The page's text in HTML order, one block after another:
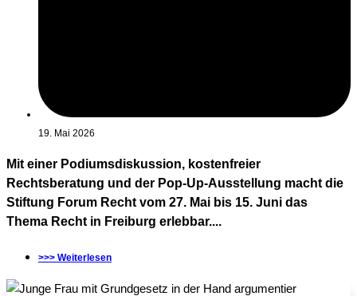
19. Mai 2026
Mit einer Podiumsdiskussion, kostenfreier
Rechtsberatung und der Pop-Up-Ausstellung macht die
Stiftung Forum Recht vom 27. Mai bis 15. Juni das
Thema Recht in Freiburg erlebbar....
>>> Weiterlesen